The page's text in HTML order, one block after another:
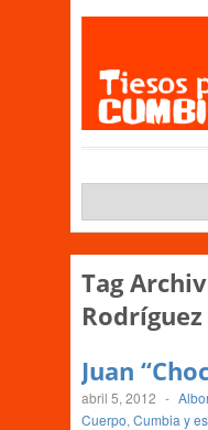
Tag
Rodríguez
Juan
abril 5, 2012 -
Cuerpo, Cumbia y